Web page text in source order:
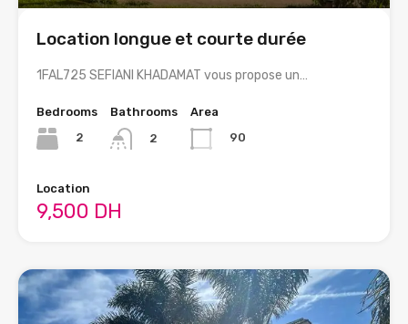
Location longue et courte durée
1FAL725 SEFIANI KHADAMAT vous propose un…
Bedrooms
2
Bathrooms
2
Area
90
Location
9,500 DH